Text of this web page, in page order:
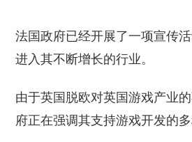
法国政府已经开展了一项宣传
进入其不断增长的行业。
由于英国脱欧对英国游戏产业
府正在强调其支持游戏开发的多